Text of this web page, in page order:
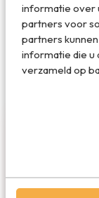
informatie over
partners voor
partners
informatie die u
verzameld op